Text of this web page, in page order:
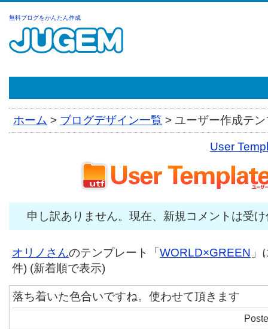
無料ブログをかんたん作成
ホーム > ブログデザイン一覧 > ユーザー作成テ
User
申し訳ありません。現在、新規コメントは受
オリノさんのテンプレート「 WORLD×GREEN
件) (新着順で表示)
落ち着いた色合いですね。使わせて頂きます